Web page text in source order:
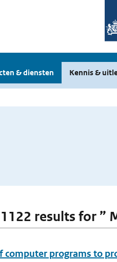
& diensten Kennis &
results for ”
computer programs to